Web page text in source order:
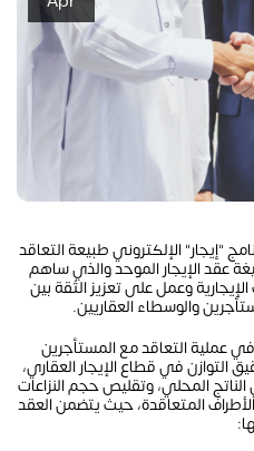
"إيجار" الإلكتروني طبيعة التعاقد
عقد الإيجار الموحد والذي ساهم
وعمل على تعزيز الثقة بين
والوسطاء العقاريين.
عملية التعاقد مع المستأجرين
التوازن في قطاع الإيجار العقاري،
المحلي، وتقليص حجم النزاعات
المتعاقدة، حيث يتضمن العقد